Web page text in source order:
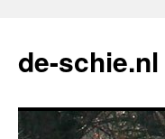
de-schie.nl